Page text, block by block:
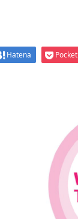
Hatena Pocket